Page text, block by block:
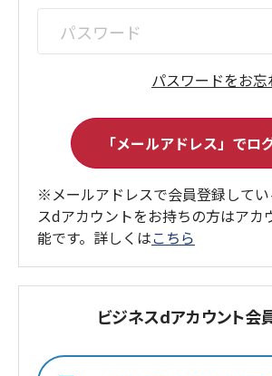
パスワードをお
※メールアドレスで会員登録して
スdアカウントをお持ちの方はアカ
能です。詳しくはこちら
ビジネスdアカウント会